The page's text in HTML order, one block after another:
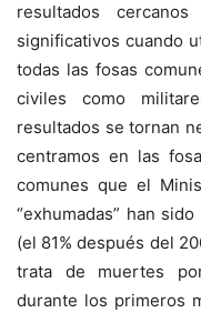
resultados
significativos cuando
todas las fosas
civiles como
resultados se tornan
centramos en las
comunes que el
“exhumadas” han
(el 81% después del
trata de muertes
durante los primeros